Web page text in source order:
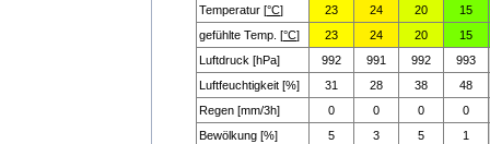
Temperatur [°C] 23 24 20
15
gefühlte Temp. [°C] 23 24 20
15
Luftdruck [hPa]
992 991 992
993
Luftfeuchtigkeit [%]
31 28 38
48
Regen [mm/3h]
0 0 0
0
Bewölkung [%]
5 3 5 1